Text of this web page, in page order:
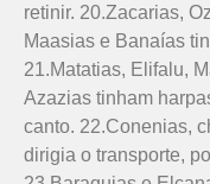
retinir. 20.Zacarias,
Maasias e Banaías
21.Matatias, Elifalu,
Azazias tinham
canto. 22.Conenias,
dirigia o transporte,